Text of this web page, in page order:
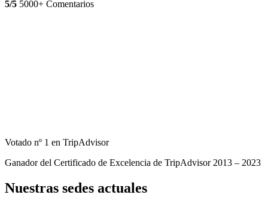
5/5 5000+ Comentarios
Votado nº 1 en TripAdvisor
Ganador del Certificado de Excelencia de TripAdvisor 2013 – 2023
Nuestras sedes actuales